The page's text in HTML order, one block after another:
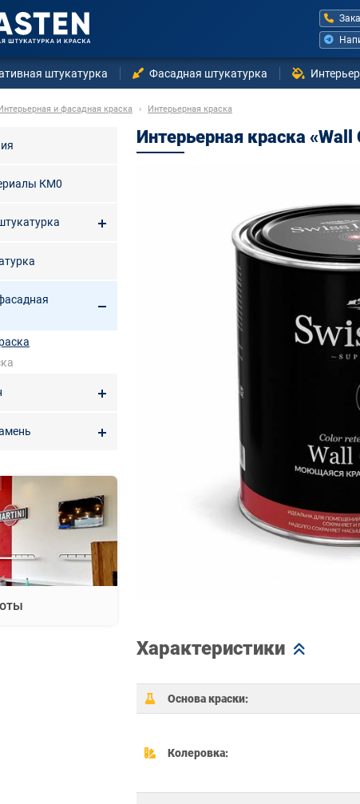
штукатурка Фасадная штукатурка
и фасадная краска › Интерьерная краска
КМ0
Интерьерная краска
Характеристики
Основа краски:
Колеровка: